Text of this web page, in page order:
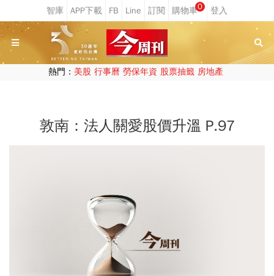
0
熱門： 美股 行事曆 勞保年資 股票抽籤 房地產
敦南：法人關愛股價升溫 P.97